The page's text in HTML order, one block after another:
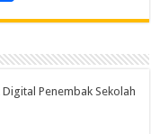
Penembak Sekolah